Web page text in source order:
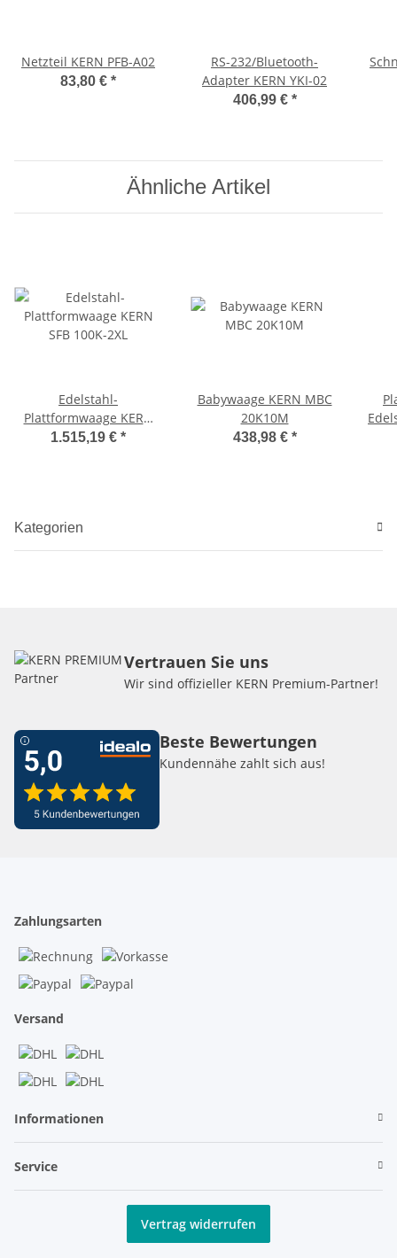
Netzteil KERN PFB-A02
83,80 € *
RS-232/Bluetooth-
Adapter KERN YKI-02
406,99 € *
Ähnliche Artikel
Edelstahl-
Plattformwaage KERN
SFB 100K-2XL
1.515,19 € *
Babywaage KERN MBC
20K10M
438,98 € *
Kategorien
Vertrauen Sie uns
Wir sind offizieller KERN Premium-Partner!
Beste Bewertungen
Kundennähe zahlt sich aus!
Zahlungsarten
Versand
Informationen
Service
Vertrag widerrufen